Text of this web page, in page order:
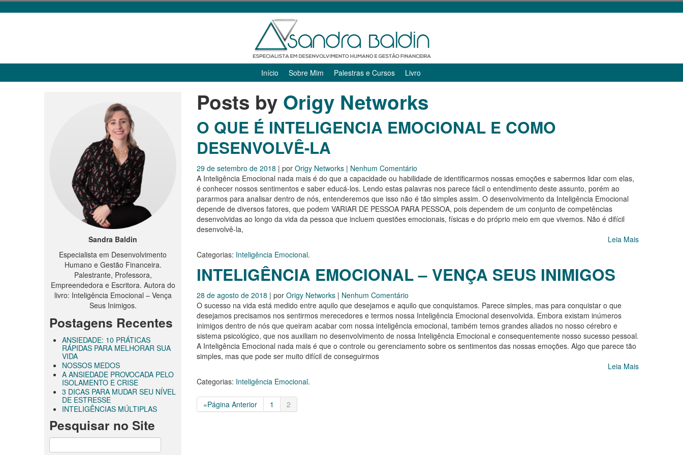
Início Sobre Mim Palestras e Cursos Livro
Sandra Baldin
Especialista em Desenvolvimento
Humano e Gestão Financeira.
Palestrante, Professora,
Empreendedora e Escritora. Autora do
livro: Inteligência Emocional – Vença
Seus Inimigos.
Postagens Recentes
ANSIEDADE: 10 PRÁTICAS
RÁPIDAS PARA MELHORAR SUA
VIDA
NOSSOS MEDOS
A ANSIEDADE PROVOCADA PELO
ISOLAMENTO E CRISE
3 DICAS PARA MUDAR SEU NÍVEL
DE ESTRESSE
INTELIGÊNCIAS MÚLTIPLAS
Pesquisar no Site
por:
Posts by Origy Networks
O QUE É INTELIGENCIA EMOCIONAL E COMO
DESENVOLVÊ-LA
29 de setembro de 2018 | por Origy Networks | Nenhum Comentário
A Inteligência Emocional nada mais é do que a capacidade ou habilidade de identificarmos nossas emoções e sabermos lidar com elas,
é conhecer nossos sentimentos e saber educá-los. Lendo estas palavras nos parece fácil o entendimento deste assunto, porém ao
pararmos para analisar dentro de nós, entenderemos que isso não é tão simples assim. O desenvolvimento da Inteligência Emocional
depende de diversos fatores, que podem VARIAR DE PESSOA PARA PESSOA, pois dependem de um conjunto de competências
desenvolvidas ao longo da vida da pessoa que incluem questões emocionais, físicas e do próprio meio em que vivemos. Não é difícil
desenvolvê-la,
Leia Mais
Categorias: Inteligência Emocional.
INTELIGÊNCIA EMOCIONAL – VENÇA SEUS INIMIGOS
28 de agosto de 2018 | por Origy Networks | Nenhum Comentário
O sucesso na vida está medido entre aquilo que desejamos e aquilo que conquistamos. Parece simples, mas para conquistar o que
desejamos precisamos nos sentirmos merecedores e termos nossa Inteligência Emocional desenvolvida. Embora existam inúmeros
inimigos dentro de nós que queiram acabar com nossa inteligência emocional, também temos grandes aliados no nosso cérebro e
sistema psicológico, que nos auxiliam no desenvolvimento de nossa Inteligência Emocional e consequentemente nosso sucesso pessoal.
A Inteligência Emocional nada mais é que o controle ou gerenciamento sobre os sentimentos das nossas emoções. Algo que parece tão
simples, mas que pode ser muito difícil de conseguirmos
Leia Mais
Categorias: Inteligência Emocional.
«Página Anterior 1 2